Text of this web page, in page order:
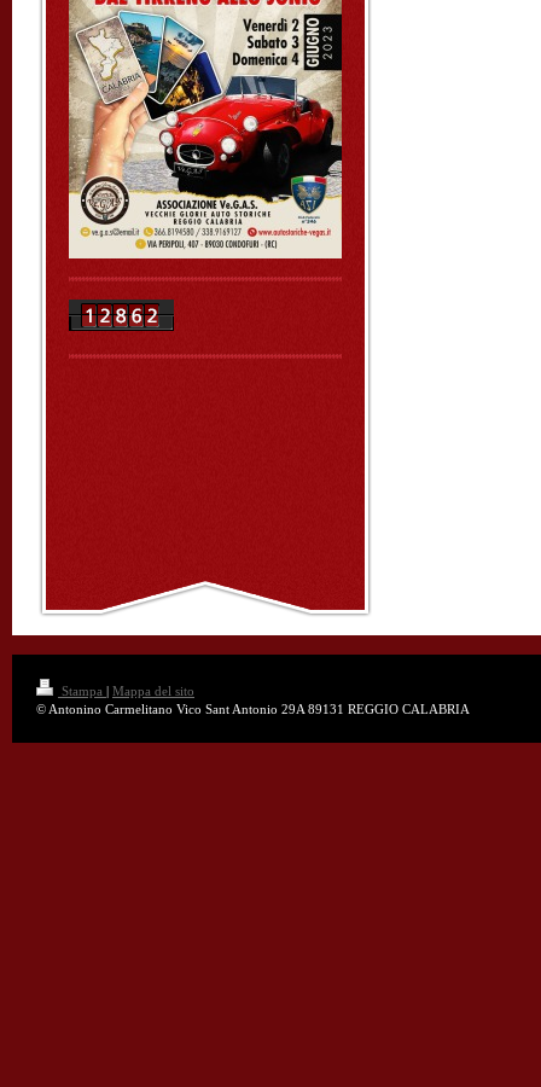
Stampa | Mappa del sito
© Antonino Carmelitano Vico Sant Antonio 29A 89131 REGGIO CALABRIA